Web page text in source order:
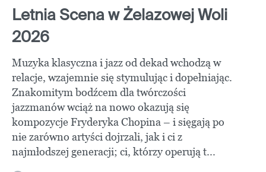
Letnia Scena w Żelazowej Woli
2026
Muzyka klasyczna i jazz od dekad wchodzą w
relacje, wzajemnie się stymulując i dopełniając.
Znakomitym bodźcem dla twórczości
jazzmanów wciąż na nowo okazują się
kompozycje Fryderyka Chopina – i sięgają po
nie zarówno artyści dojrzali, jak i ci z
najmłodszej generacji; ci, którzy operują t...